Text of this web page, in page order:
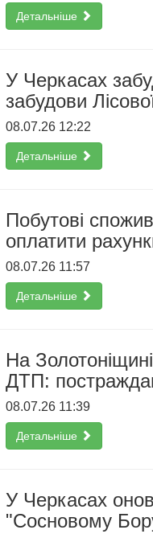
Детальніше
У Черкасах
забудови
08.07.26 12:22
Детальніше
Побутові
оплатити
08.07.26 11:57
Детальніше
На
ДТП:
08.07.26 11:39
Детальніше
У Черкасах
"Сосновому